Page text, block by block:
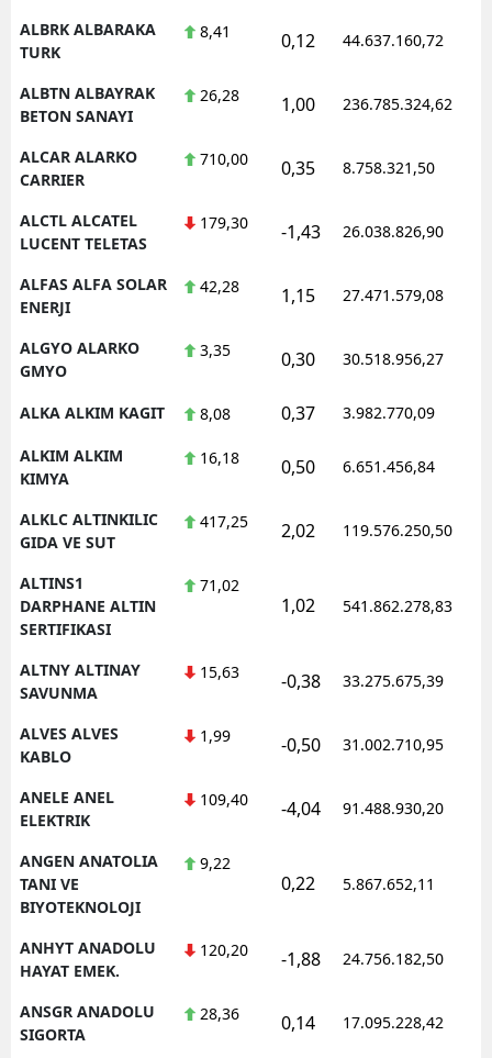
ALBRK ALBARAKA
TURK
8,41 0,12 44.637.160,72
ALBTN ALBAYRAK
BETON SANAYI
26,28 1,00 236.785.324,62
ALCAR ALARKO
CARRIER
710,00 0,35 8.758.321,50
ALCTL ALCATEL
LUCENT TELETAS
179,30 -1,43 26.038.826,90
ALFAS ALFA SOLAR
ENERJI
42,28 1,15 27.471.579,08
ALGYO ALARKO
GMYO
3,35 0,30 30.518.956,27
ALKA ALKIM KAGIT 8,08 0,37 3.982.770,09
ALKIM ALKIM
KIMYA
16,18 0,50 6.651.456,84
ALKLC ALTINKILIC
GIDA VE SUT
417,25 2,02 119.576.250,50
ALTINS1
DARPHANE ALTIN
SERTIFIKASI
71,02
1,02 541.862.278,83
ALTNY ALTINAY
SAVUNMA
15,63 -0,38 33.275.675,39
ALVES ALVES
KABLO
1,99 -0,50 31.002.710,95
ANELE ANEL
ELEKTRIK
109,40 -4,04 91.488.930,20
ANGEN ANATOLIA
TANI VE
BIYOTEKNOLOJI
9,22
0,22 5.867.652,11
ANHYT ANADOLU
HAYAT EMEK.
120,20 -1,88 24.756.182,50
ANSGR ANADOLU
SIGORTA
28,36 0,14 17.095.228,42